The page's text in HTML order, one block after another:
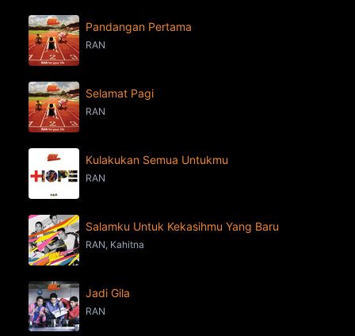
Pandangan Pertama
RAN
Selamat Pagi
RAN
Kulakukan Semua Untukmu
RAN
Salamku Untuk Kekasihmu Yang Baru
RAN, Kahitna
Jadi Gila
RAN